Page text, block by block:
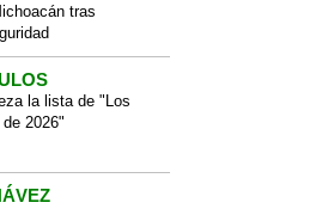
tras
la lista de "Los
2026"